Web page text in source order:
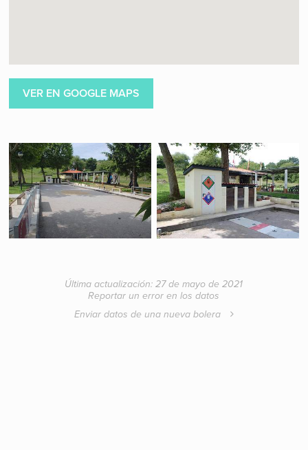
VER EN GOOGLE MAPS
Última actualización: 27 de mayo de 2021
Reportar un error en los datos
Enviar datos de una nueva bolera